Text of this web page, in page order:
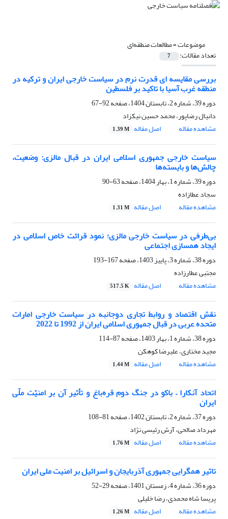
موضوعات =مطالعات منطقه‌ای
تعداد مقالات: 7
بررسی مقایسه ای قدرت نرم در سیاست خارجی ایران و ترکیه در
منطقه غرب آسیا با تاکید بر فلسطین
دوره 39، شماره 2، تابستان 1404، صفحه
92-67
دانیال رضاپور، محمد حسین نیکزاد
مشاهده مقاله
اصل مقاله 1.39 M
سیاست خارجی جمهوری اسلامی ایران در قبال مالزی: وضعیت،
چالش‌ها و بایسته‌ها
دوره 39، شماره 1، بهار 1404، صفحه
63-90
سجاد عطازاده
مشاهده مقاله
اصل مقاله 1.31 M
بی‌طرفی در سیاست خارجی مالزی؛ نمود قرائت خاص اسلامی در
ایجاد همسازی اجتماعی
دوره 38، شماره 3، پاییز 1403، صفحه
167-193
مجتبی عطارزاده
مشاهده مقاله
اصل مقاله 517.5 K
نقش اقتصاد و روابط تجاری دوجانبه در سیاست خارجی امارات
متحده عربی در قبال جمهوری اسلامی ایران از 1992 تا 2022
دوره 38، شماره 1، بهار 1403، صفحه
87-114
مجید مختاری، علیرضا کوهکن
مشاهده مقاله
اصل مقاله 1.44 M
اتحاد آنکارا – باکو در جنگ دوم قره‌باغ و تأثیر آن بر امنیّت ملّی
ایران
دوره 37، شماره 2، تابستان 1402، صفحه
81-108
مهرداد صالحی، آرش رئیسی نژاد
مشاهده مقاله
اصل مقاله 1.76 M
تاثیر همگرایی جمهوری آذربایجان و اسرائیل بر امنیت ملی ایران
دوره 36، شماره 4، زمستان 1401، صفحه
29-52
پریسا شاه محمدی، رضا خلیلی
مشاهده مقاله
اصل مقاله 1.26 M